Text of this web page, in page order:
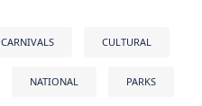
CARNIVALS CULTURAL
NATIONAL PARKS